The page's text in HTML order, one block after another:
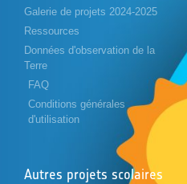
Galerie de projets 2024-2025
Ressources
Données d'observation de la
Terre
FAQ
Conditions générales
d'utilisation
Autres projets scolaires